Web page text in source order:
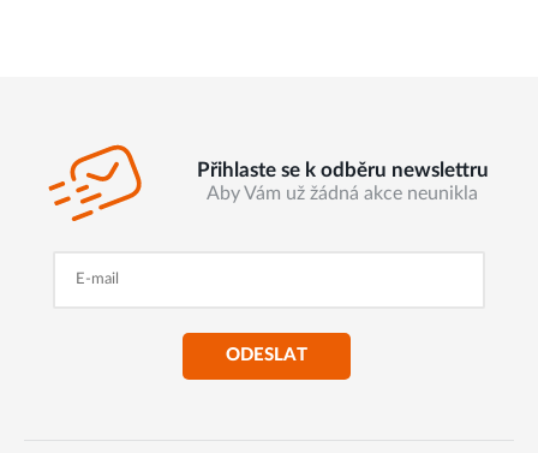
Přihlaste se k odběru newslettru
Aby Vám už žádná akce neunikla
ODESLAT